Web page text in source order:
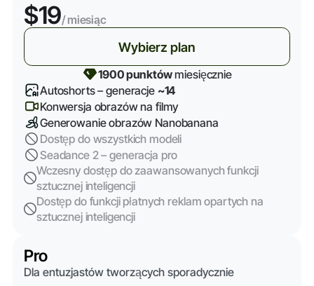
$19/ miesiąc
Wybierz plan
1900 punktówmiesięcznie
Autoshorts – generacje ~14
Konwersja obrazów na filmy
Generowanie obrazów Nanobanana
Dostęp do wszystkich modeli
Seadance 2 – generacja pro
Wczesny dostęp do zaawansowanych funkcji
sztucznej inteligencji
Dostęp do funkcji płatnych reklam opartych na
sztucznej inteligencji
Pro
Dla entuzjastów tworzących sporadycznie